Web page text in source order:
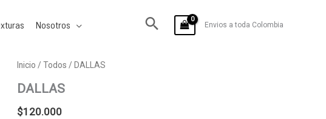
Nosotros Envios a toda Colombia
Inicio / Todos / DALLAS
DALLAS
$120.000
DALLAS
cantidad